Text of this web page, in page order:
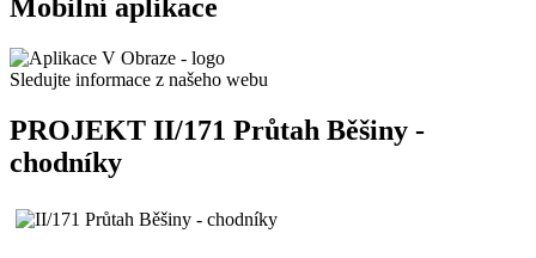
Mobilní aplikace
Sledujte informace z našeho webu
PROJEKT II/171 Průtah Běšiny -
chodníky